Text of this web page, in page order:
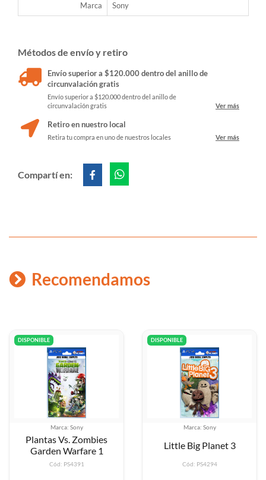
Marca Sony
Métodos de envío y retiro
Envío superior a $120.000 dentro del anillo de
circunvalación gratis
Envío superior a $120.000 dentro del anillo de
circunvalación gratis
Ver más
Retiro en nuestro local
Retira tu compra en uno de nuestros locales Ver más
Compartí en:
Recomendamos
Little Big Planet 3 Lego Brawls